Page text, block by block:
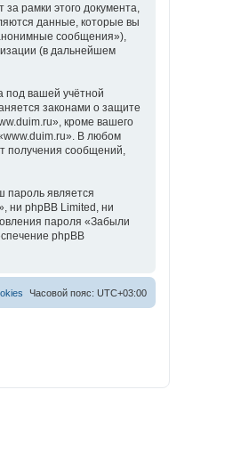
рамки этого документа,
данные, которые вы
сообщения»),
(в дальнейшем
под вашей учётной
законами о защите
кроме вашего
В любом
получения сообщений,
пароль является
ни phpBB Limited, ни
пароля «Забыли
phpBB
Часовой пояс: UTC+03:00